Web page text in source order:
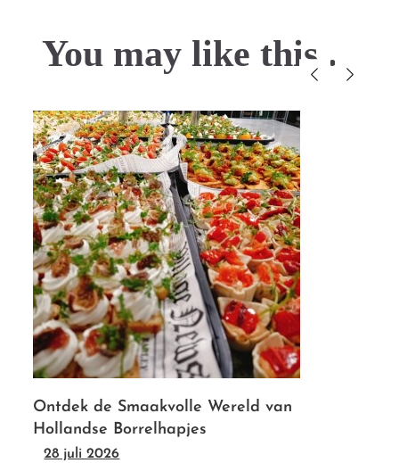
You may like this....
Ontdek de Smaakvolle Wereld van
Hollandse Borrelhapjes
28 juli 2026